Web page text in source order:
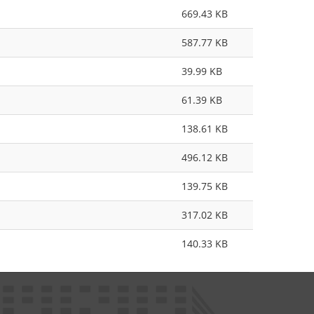
669.43 KB
587.77 KB
39.99 KB
61.39 KB
138.61 KB
496.12 KB
139.75 KB
317.02 KB
140.33 KB